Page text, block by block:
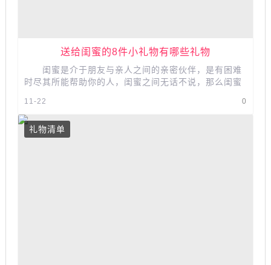
送给闺蜜的8件小礼物有哪些礼物
闺蜜是介于朋友与亲人之间的亲密伙伴，是有困难
时尽其所能帮助你的人，闺蜜之间无话不说，那么闺蜜
0
11-22
礼物清单